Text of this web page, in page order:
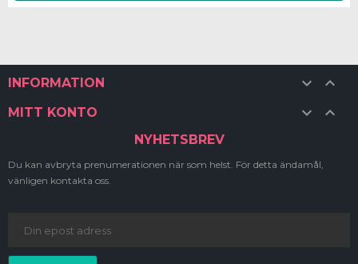
INFORMATION  
MITT KONTO  
NYHETSBREV
Du kan avbryta prenumerationen när som helst. För detta ändamål,
vänligen kontakta oss.